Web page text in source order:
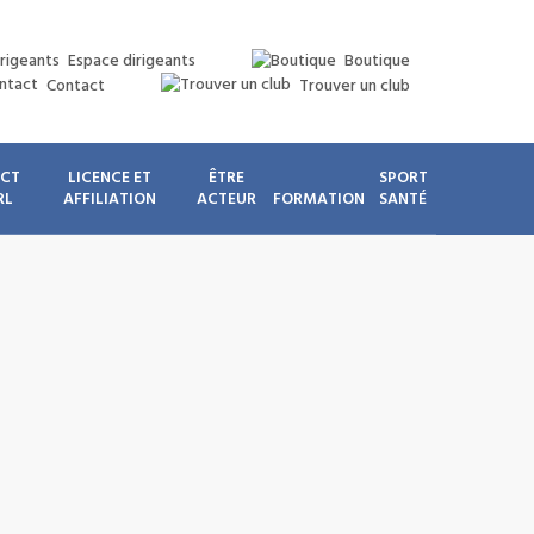
Espace dirigeants
Boutique
Contact
Trouver un club
LICENCE ET
AFFILIATION
ÊTRE
ACTEUR
FORMATION
SPORT
SANTÉ